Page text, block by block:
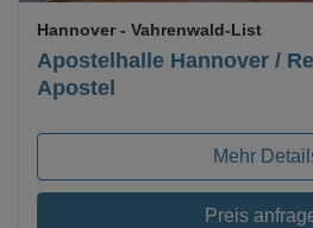
Apostelhalle Hannover /
Apostel
Hannover - Vahrenwald-List
Mehr
Preis